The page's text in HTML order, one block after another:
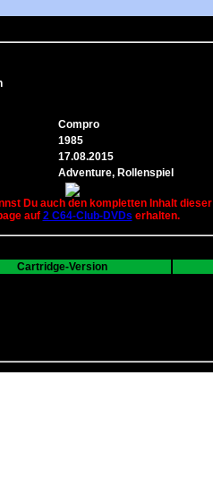
Compro
1985
17.08.2015
Adventure, Rollenspiel
Du auch den kompletten Inhalt dieser
auf 2 C64-Club-DVDs erhalten.
Cartridge-Version